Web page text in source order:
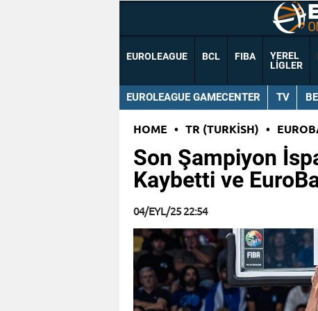
EUROLEAGUE BCL FIBA
YEREL
LIGLER
EUROLEAGUE GAMECENTER TV
HOME • TR (TURKISH) •
Son Şampiyon
Kaybetti ve
04/EYL/25 22:54